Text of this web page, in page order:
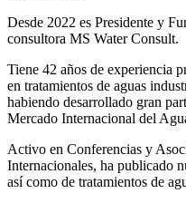
Desde 2022 es Presidente y
consultora MS Water Consult.
Tiene 42 años de experiencia
en tratamientos de aguas
habiendo desarrollado gran
Mercado Internacional del
Activo en Conferencias y
Internacionales, ha publicado
así como de tratamientos de